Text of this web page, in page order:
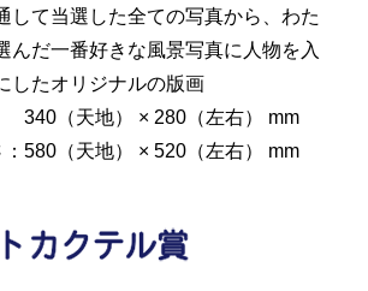
して当選した全ての写真から、わた
んだ一番好きな風景写真に人物を入
したオリジナルの版画
340（天地） × 280（左右） mm
580（天地） × 520（左右） mm